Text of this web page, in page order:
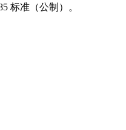
标准（公制）。